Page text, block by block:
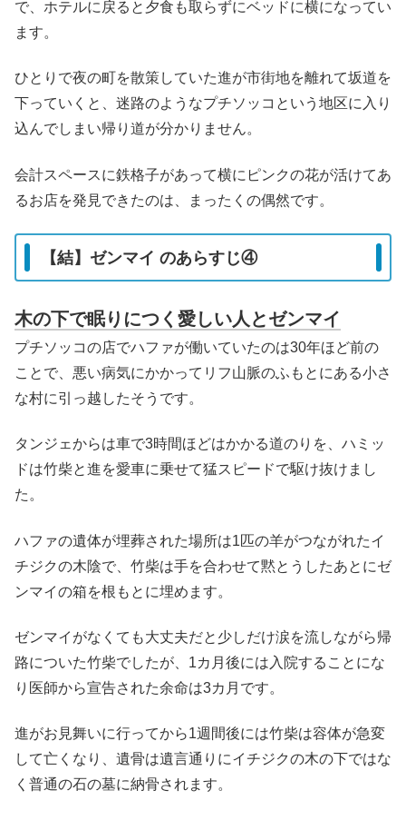
で、ホテルに戻ると夕食も取らずにベッドに横になってい
ます。
ひとりで夜の町を散策していた進が市街地を離れて坂道を
下っていくと、迷路のようなプチソッコという地区に入り
込んでしまい帰り道が分かりません。
会計スペースに鉄格子があって横にピンクの花が活けてあ
るお店を発見できたのは、まったくの偶然です。
【結】ゼンマイ のあらすじ④
木の下で眠りにつく愛しい人とゼンマイ
プチソッコの店でハファが働いていたのは30年ほど前の
ことで、悪い病気にかかってリフ山脈のふもとにある小さ
な村に引っ越したそうです。
タンジェからは車で3時間ほどはかかる道のりを、ハミッ
ドは竹柴と進を愛車に乗せて猛スピードで駆け抜けまし
た。
ハファの遺体が埋葬された場所は1匹の羊がつながれたイ
チジクの木陰で、竹柴は手を合わせて黙とうしたあとにゼ
ンマイの箱を根もとに埋めます。
ゼンマイがなくても大丈夫だと少しだけ涙を流しながら帰
路についた竹柴でしたが、1カ月後には入院することにな
り医師から宣告された余命は3カ月です。
進がお見舞いに行ってから1週間後には竹柴は容体が急変
して亡くなり、遺骨は遺言通りにイチジクの木の下ではな
く普通の石の墓に納骨されます。